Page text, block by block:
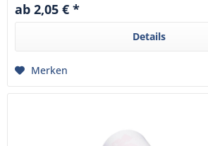
ab 2,05 € *
Details
Merken